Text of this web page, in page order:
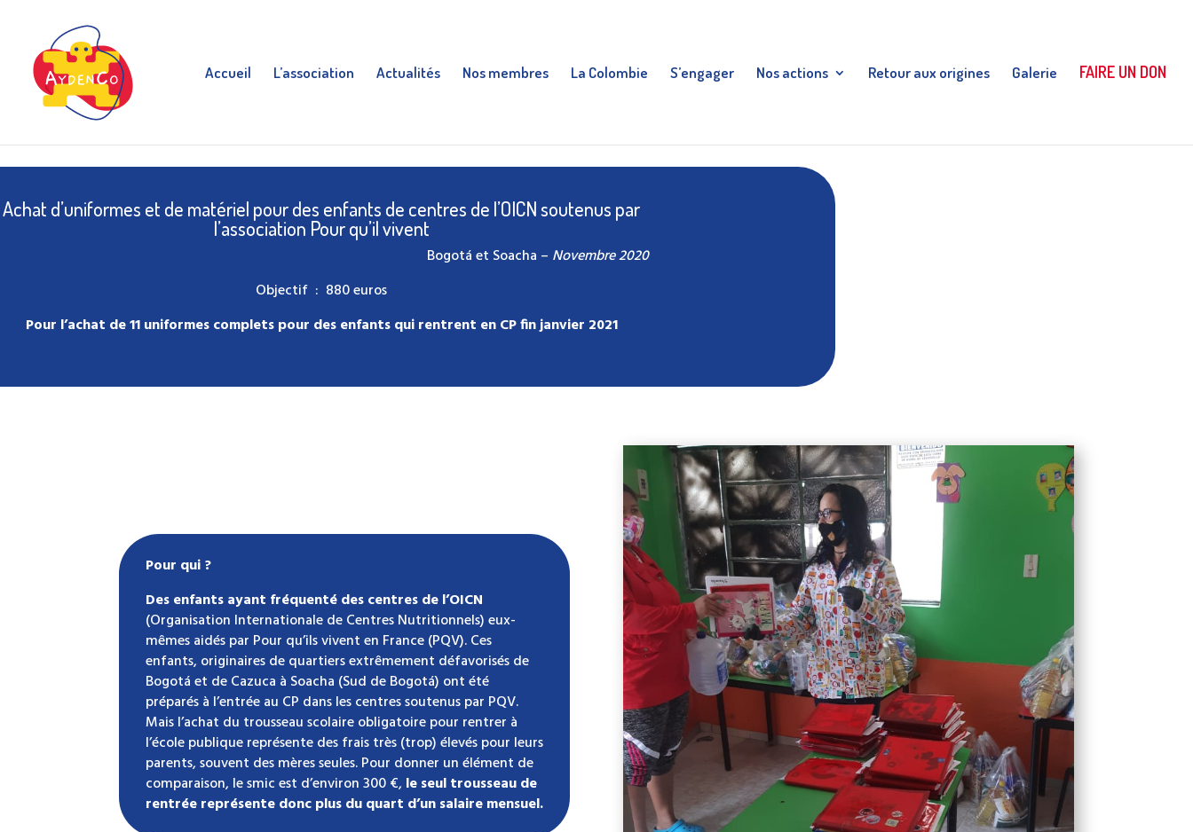
Accueil L’association Actualités Nos membres La Colombie S’engager Nos actions Retour aux origines Galerie FAIRE UN DON
Achat d’uniformes et de matériel pour des enfants de centres de l’OICN soutenus par
l’association Pour qu’il vivent
Bogotá et Soacha – Novembre 2020
Objectif : 880 euros
Pour l’achat de 11 uniformes complets pour des enfants qui rentrent en CP fin janvier 2021
Pour qui ?
Des enfants ayant fréquenté des centres de l’OICN
(Organisation Internationale de Centres Nutritionnels) eux-
mêmes aidés par Pour qu’ils vivent en France (PQV). Ces
enfants, originaires de quartiers extrêmement défavorisés de
Bogotá et de Cazuca à Soacha (Sud de Bogotá) ont été
préparés à l’entrée au CP dans les centres soutenus par PQV.
Mais l’achat du trousseau scolaire obligatoire pour rentrer à
l’école publique représente des frais très (trop) élevés pour leurs
parents, souvent des mères seules. Pour donner un élément de
comparaison, le smic est d’environ 300 €, le seul trousseau de
rentrée représente donc plus du quart d’un salaire mensuel.